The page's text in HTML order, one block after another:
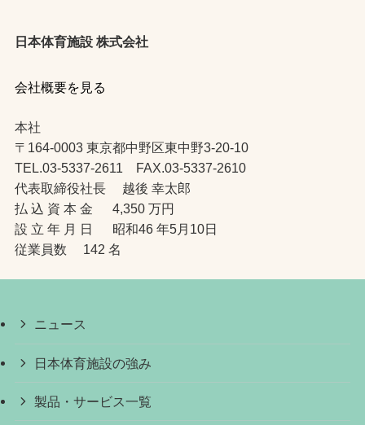
日本体育施設 株式会社
会社概要を見る
本社
〒164-0003 東京都中野区東中野3-20-10
TEL.03-5337-2611 FAX.03-5337-2610
代表取締役社長 越後 幸太郎
払 込 資 本 金 4,350 万円
設 立 年 月 日 昭和46 年5月10日
従業員数 142 名
ニュース
日本体育施設の強み
製品・サービス一覧